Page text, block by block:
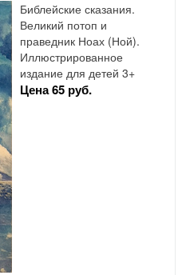
Библейские сказания.
Великий потоп и
праведник Ноах (Ной).
Иллюстрированное
издание для детей 3+
Цена 65 руб.